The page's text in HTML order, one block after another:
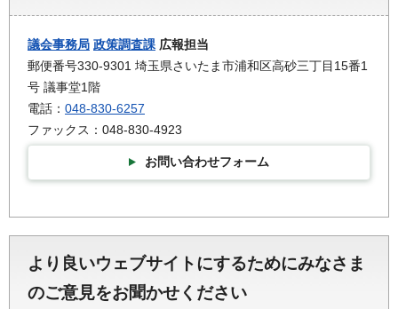
議会事務局 政策調査課 広報担当
郵便番号330-9301 埼玉県さいたま市浦和区高砂三丁目15番1
号 議事堂1階
電話： 048-830-6257
ファックス：048-830-4923
お問い合わせフォーム
より良いウェブサイトにするためにみなさま
のご意見をお聞かせください